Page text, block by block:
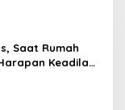
Saat Rumah
Keadilan